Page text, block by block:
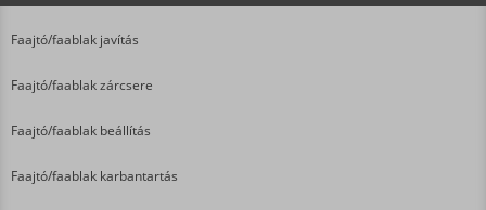
Faajtó/faablak javítás
Faajtó/faablak zárcsere
Faajtó/faablak beállítás
Faajtó/faablak karbantartás